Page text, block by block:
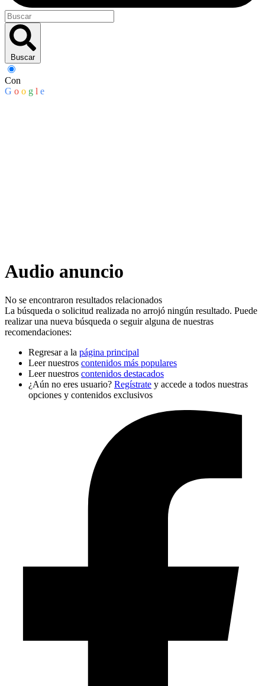
Buscar
Con
G o o g l e
Audio anuncio
No se encontraron resultados relacionados
La búsqueda o solicitud realizada no arrojó ningún resultado. Puede
realizar una nueva búsqueda o seguir alguna de nuestras
recomendaciones:
Regresar a la página principal
Leer nuestros contenidos más populares
Leer nuestros contenidos destacados
¿Aún no eres usuario? Regístrate y accede a todos nuestras
opciones y contenidos exclusivos